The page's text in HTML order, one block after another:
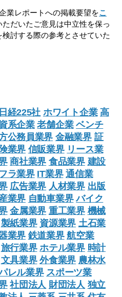
業レポートへの掲載要望をこ
だいたご意見は中立性を保っ
討する際の参考とさせていた
日経225社 ホワイト企業 高
系企業 老舗企業 ベンチ
公務員業界 金融業界 証
業界 信販業界 リース業
商社業界 食品業界 建設
ラ業界 IT業界 通信業
広告業界 人材業界 出版
業界 自動車業界 バイク
金属業界 重工業界 機械
製紙業界 資源業界 土石業
業界 鉄道業界 航空業
旅行業界 ホテル業界 時計
文具業界 外食業界 農林水
レル業界 スポーツ業
社団法人 財団法人 独立